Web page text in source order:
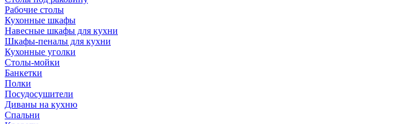
Рабочие столы
Кухонные шкафы
Навесные шкафы для кухни
Шкафы-пеналы для кухни
Кухонные уголки
Столы-мойки
Банкетки
Полки
Посудосушители
Диваны на кухню
Спальни